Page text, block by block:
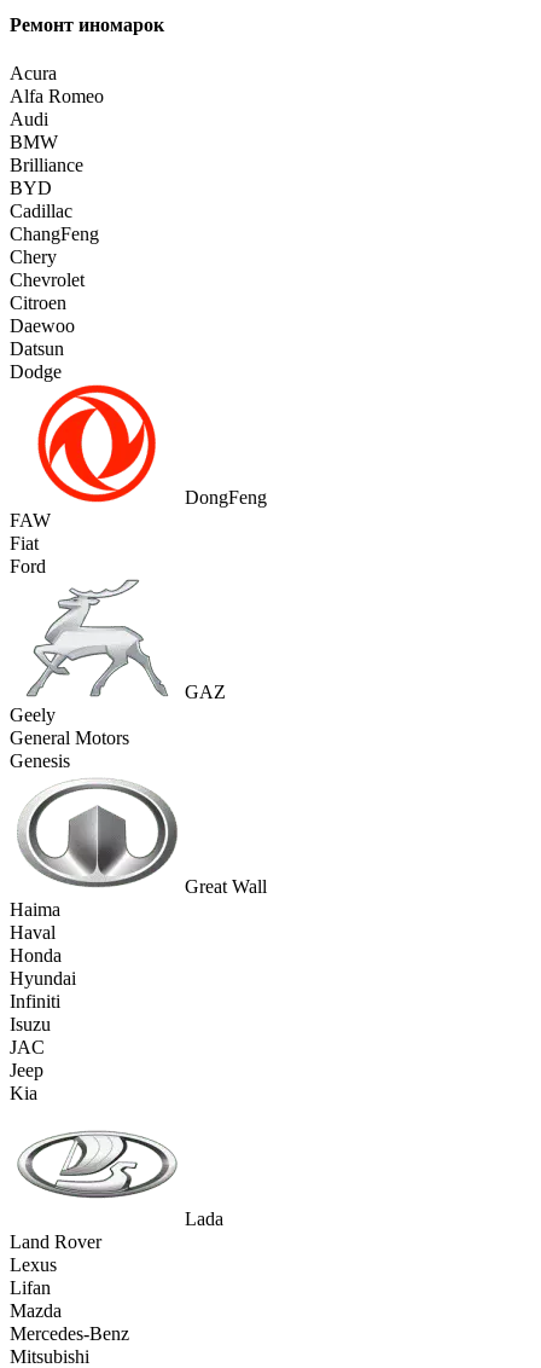
Ремонт иномарок
Acura
Alfa Romeo
Audi
BMW
Brilliance
BYD
Cadillac
ChangFeng
Chery
Chevrolet
Citroen
Daewoo
Datsun
Dodge
DongFeng
FAW
Fiat
Ford
GAZ
Geely
General Motors
Genesis
Great Wall
Haima
Haval
Honda
Hyundai
Infiniti
Isuzu
JAC
Jeep
Kia
Lada
Land Rover
Lexus
Lifan
Mazda
Mercedes-Benz
Mitsubishi